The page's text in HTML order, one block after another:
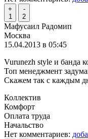
+
1
-
2
Мафусаил Радомип
Москва
15.04.2013 в 05:45
Vurunezh style и банда
Топ менеджмент
Скажем так с каждым
Коллектив
Комфорт
Оплата труда
Начальство
Нет комментариев: